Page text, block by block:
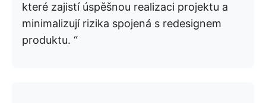
které zajistí úspěšnou realizaci projektu a
minimalizují rizika spojená s redesignem
produktu. “